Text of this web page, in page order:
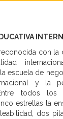
con la
escuela de
y la
todos los
estrellas la
dos